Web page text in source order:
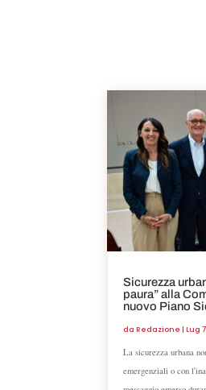
Sicurezza
paura” alla
nuovo Piano
daRedazione |Lug
La sicurezza urbana
emergenziali o con